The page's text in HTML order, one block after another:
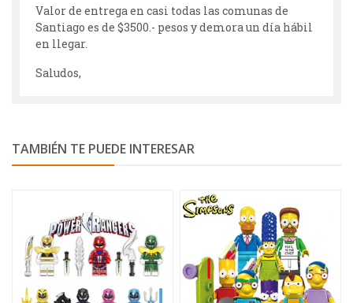
Valor de entrega en casi todas las comunas de
Santiago es de $3500.- pesos y demora un día hábil
en llegar.
Saludos,
TAMBIÉN TE PUEDE INTERESAR